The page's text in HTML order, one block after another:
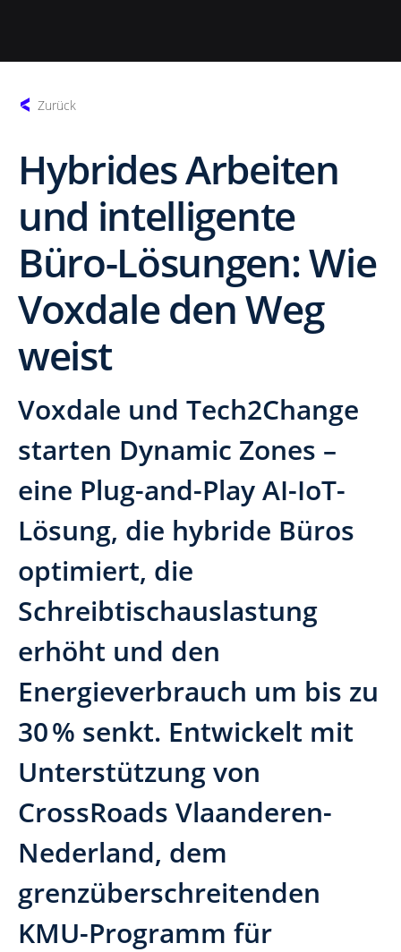
Hybrides Arbeiten
und intelligente
Büro-Lösungen: Wie
Voxdale den Weg
weist
Voxdale und Tech2Change
starten Dynamic Zones –
eine Plug-and-Play AI-IoT-
Lösung, die hybride Büros
optimiert, die
Schreibtischauslastung
erhöht und den
Energieverbrauch um bis zu
30 % senkt. Entwickelt mit
Unterstützung von
CrossRoads Vlaanderen-
Nederland, dem
grenzüberschreitenden
KMU-Programm für
Zurück